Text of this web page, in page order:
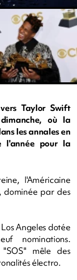
Taylor Swift
où la
les annales en
l'année pour la
l'Américaine
dominée par des
Angeles dotée
nominations.
mêle des
électro.